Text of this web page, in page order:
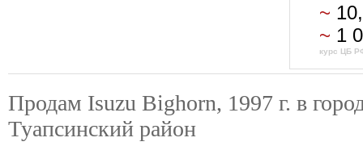
~
~ 1
курс ЦБ
Продам Isuzu Bighorn, 1997 г. в
Туапсинский район